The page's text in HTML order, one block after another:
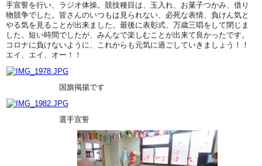
手宣誓を行い、ラジオ体操。競技種目は、玉入れ、お菓子つかみ、借り
物競争でした。皆さんのいつもは見られない、必死な表情、負けん気と
やる気を見ることが出来ました。最後に表彰式、万歳三唱をして閉じま
した。短い時間でしたが、みんなで楽しむことが出来て良かったです。
コロナに負けないように、これからも元気に過ごしていきましょう！！
エイ、エイ、オー！！
国旗掲揚です
選手宣誓